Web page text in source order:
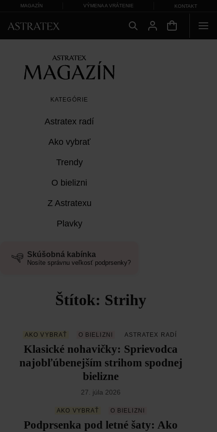
MAGAZÍN VÝMENA A VRÁTENIE KONTAKT
KATEGÓRIE
Astratex radí
Ako vybrať
Trendy
O bielizni
Z Astratexu
Plavky
Skúšobná kabínka
Nosíte správnu veľkosť podprsenky?
Štítok: Strihy
AKO VYBRAŤ O BIELIZNI ASTRATEX RADÍ
Klasické nohavičky: Sprievodca
najobľúbenejším strihom spodnej
bielizne
27. júla 2026
AKO VYBRAŤ O BIELIZNI
Podprsenka pod letné šaty: Ako